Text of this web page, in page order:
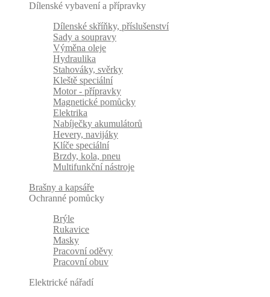
Dílenské vybavení a přípravky
Dílenské skříňky, příslušenství
Sady a soupravy
Výměna oleje
Hydraulika
Stahováky, svěrky
Kleště speciální
Motor - přípravky
Magnetické pomůcky
Elektrika
Nabíječky akumulátorů
Hevery, navijáky
Klíče speciální
Brzdy, kola, pneu
Multifunkční nástroje
Brašny a kapsáře
Ochranné pomůcky
Brýle
Rukavice
Masky
Pracovní oděvy
Pracovní obuv
Elektrické nářadí